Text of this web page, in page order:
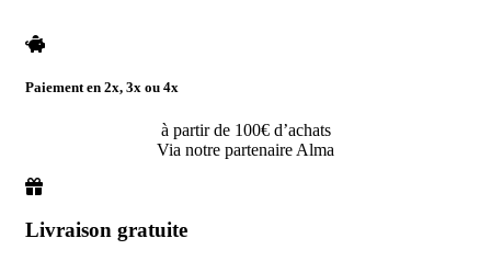
Paiement en 2x, 3x ou 4x
à partir de 100€ d’achats
Via notre partenaire Alma
Livraison gratuite